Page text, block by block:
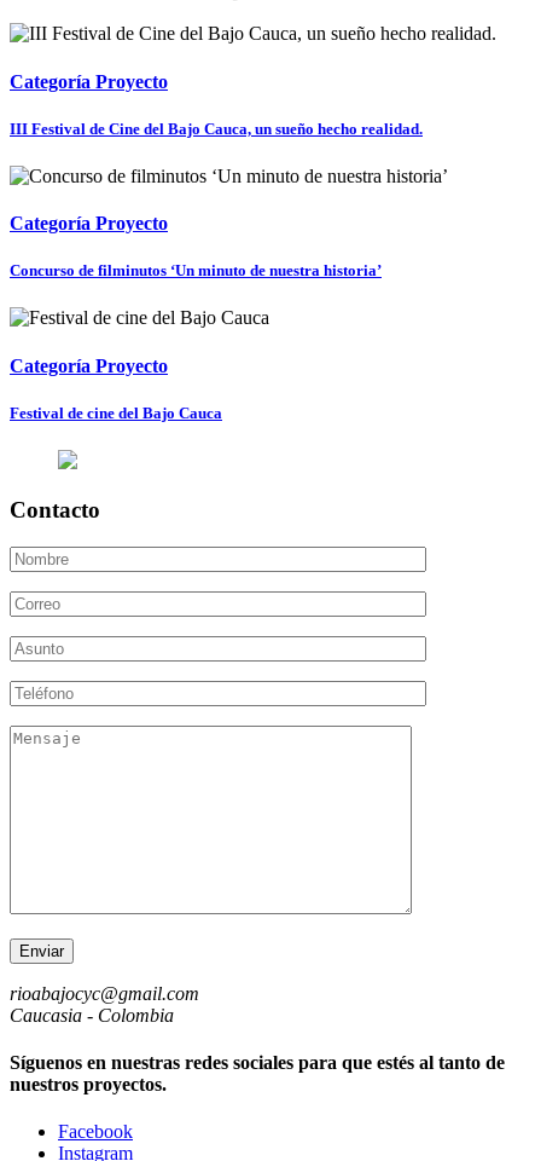
Categoría Proyecto
III Festival de Cine del Bajo Cauca, un sueño hecho realidad.
Categoría Proyecto
Concurso de filminutos ‘Un minuto de nuestra historia’
Categoría Proyecto
Festival de cine del Bajo Cauca
Contacto
rioabajocyc@gmail.com
Caucasia - Colombia
Síguenos en nuestras redes sociales para que estés al tanto de
nuestros proyectos.
Facebook
Instagram